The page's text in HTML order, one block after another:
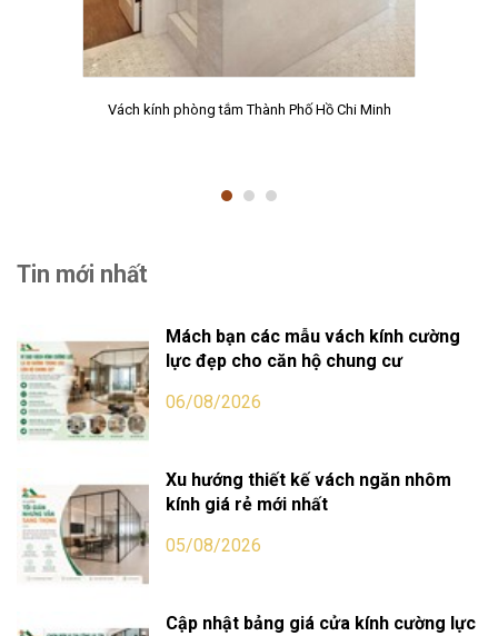
Vách kính phòng tắm Thành Phố Hồ Chi Minh
Tin mới nhất
Mách bạn các mẫu vách kính cường
lực đẹp cho căn hộ chung cư
06/08/2026
Xu hướng thiết kế vách ngăn nhôm
kính giá rẻ mới nhất
05/08/2026
Cập nhật bảng giá cửa kính cường lực